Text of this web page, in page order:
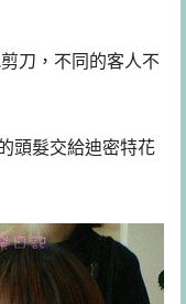
刀，不同的客人不
頭髮交給迪密特花